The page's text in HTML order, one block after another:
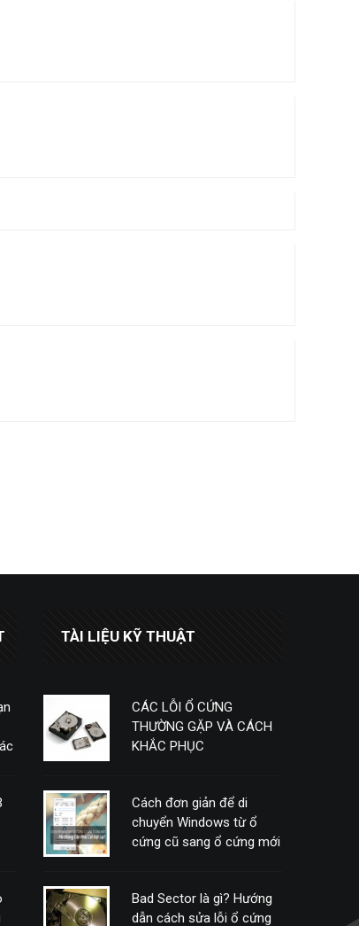
TÀI LIỆU KỸ THUẬT
CÁC LỖI Ổ CỨNG
THƯỜNG GẶP VÀ CÁCH
KHẮC PHỤC
Cách đơn giản để di
chuyển Windows từ ổ
cứng cũ sang ổ cứng mới
Bad Sector là gì? Hướng
dẫn cách sửa lỗi ổ cứng